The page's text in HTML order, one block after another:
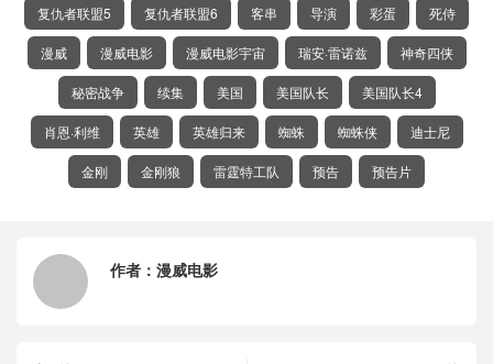
复仇者联盟5 复仇者联盟6 客串 导演 彩蛋 死侍
漫威 漫威电影 漫威电影宇宙 瑞安·雷诺兹 神奇四侠
秘密战争 续集 美国 美国队长 美国队长4
肖恩·利维 英雄 英雄归来 蜘蛛 蜘蛛侠 迪士尼
金刚 金刚狼 雷霆特工队 预告 预告片
作者： 漫威电影